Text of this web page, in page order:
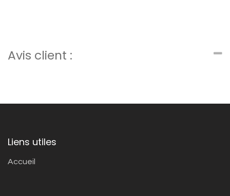
Avis client :
Liens utiles
Accueil